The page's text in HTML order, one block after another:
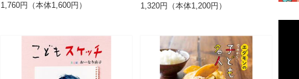
1,760円（本体1,600円）
1,320円（本体1,200円）